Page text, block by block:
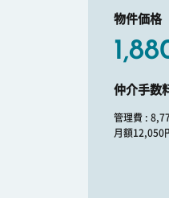
物件価格
仲介手数
管理費 :
月額12,050